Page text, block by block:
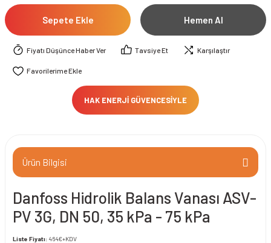
Sepete Ekle Hemen Al
Fiyatı Düşünce Haber Ver Tavsiye Et Karşılaştır
HAK ENERJİ GÜVENCESİYLE
Ürün Bilgisi
Danfoss Hidrolik Balans Vanası ASV-
PV 3G, DN 50, 35 kPa - 75 kPa
Liste Fiyatı: 464€+KDV